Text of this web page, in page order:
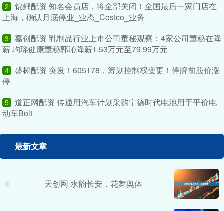
2
锦鲤配资 知名会员店，将全部关闭！全国最后一家门店在
上海，确认月底停业_业态_Costco_业务
3
嘉创配资 乳制品行业上市公司董秘观察：4家公司董秘在降
薪 均瑶健康董秘郭沁降薪1.53万元至79.99万元
4
盛树配资 突发！605178，筹划控制权变更！停牌前股价涨
停
5 道正网配资 传通用汽车计划采购宁德时代电池用于平价电
动车Bolt
最新文章
天创网 水韵长安，花舞奥体